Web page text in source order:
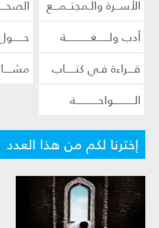
الأســرة والـمجتــمـــع
أدب ولــــــغــــــــــــة
قـــراءة فـي كتـــــاب
الــــــــــواحـــــــــــة
إخترنا لكم من هذا العدد